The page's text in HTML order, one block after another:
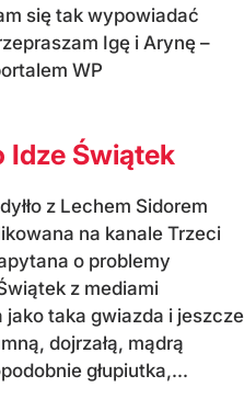
się tak wypowiadać
Igę i Arynę –
WP
Idze Świątek
z Lechem Sidorem
na kanale Trzeci
o problemy
z mediami
jako taka gwiazda i jeszcze
dojrzałą, mądrą
głupiutka,...